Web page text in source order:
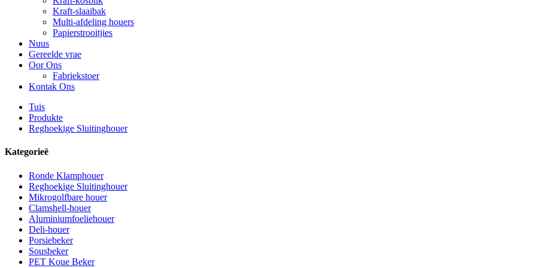
Kraft-slaaibak
Multi-afdeling houers
Papierstrooitjies
Nuus
Gereelde vrae
Oor Ons
Fabriekstoer
Kontak Ons
Tuis
Produkte
Reghoekige Sluitinghouer
Kategorieë
Ronde Klamphouer
Reghoekige Sluitinghouer
Mikrogolfbare houer
Clamshell-houer
Aluminiumfoeliehouer
Deli-houer
Porsiebeker
Sousbeker
PET Koue Beker